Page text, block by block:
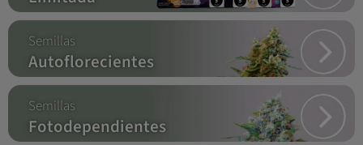
Semillas
Autoflorecientes
Semillas
Fotodependientes